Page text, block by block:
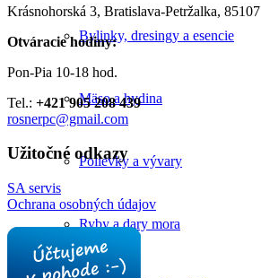
Bylinky, dresingy a esencie
Mäso a hydina
Polievky a vývary
Ryby a dary mora
Krásnohorská 3, Bratislava-Petržalka, 85107
Otváracie hodiny:
Pon-Pia 10-18 hod.
Tel.: +421 905 208 439
rosnerpc@gmail.com
Užitočné odkazy
SA servis
Ochrana osobných údajov